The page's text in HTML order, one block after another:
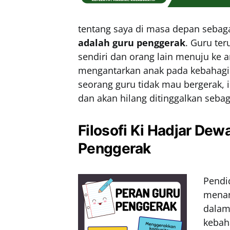
tentang saya di masa depan
adalah guru penggerak. Guru
sendiri dan orang lain menuju ke
mengantarkan anak pada
seorang guru tidak mau bergerak,
dan akan hilang ditinggalkan
Filosofi Ki Hadjar
Penggerak